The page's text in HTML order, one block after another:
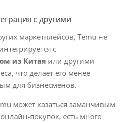
с другими
маркетплейсов, Temu не
с
из Китая или другими
что делает его менее
для бизнесменов.
может казаться заманчивым
покупок, есть много